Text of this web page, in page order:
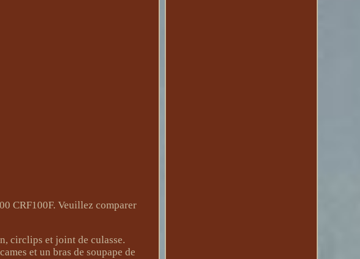
CRF100F. Veuillez comparer
circlips et joint de culasse.
et un bras de soupape de